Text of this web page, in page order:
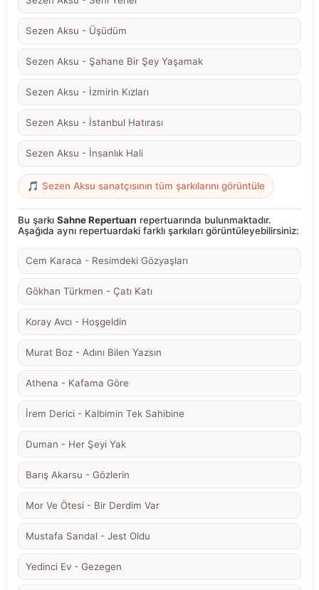
Sezen Aksu - Üşüdüm
Sezen Aksu - Şahane Bir Şey Yaşamak
Sezen Aksu - İzmirin Kızları
Sezen Aksu - İstanbul Hatırası
Sezen Aksu - İnsanlık Hali
🎵 Sezen Aksu sanatçısının tüm şarkılarını görüntüle
Bu şarkı Sahne Repertuarı repertuarında bulunmaktadır.
Aşağıda aynı repertuardaki farklı şarkıları görüntüleyebilirsiniz:
Cem Karaca - Resimdeki Gözyaşları
Gökhan Türkmen - Çatı Katı
Koray Avcı - Hoşgeldin
Murat Boz - Adını Bilen Yazsın
Athena - Kafama Göre
İrem Derici - Kalbimin Tek Sahibine
Duman - Her Şeyi Yak
Barış Akarsu - Gözlerin
Mor Ve Ötesi - Bir Derdim Var
Mustafa Sandal - Jest Oldu
Yedinci Ev - Gezegen